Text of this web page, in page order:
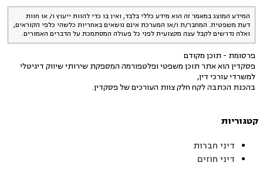
המידע המוצג במאמר זה הוא מידע כללי בלבד, ואין בו כדי להוות ייעוץ ו/ או חוות
דעת משפטית. המחבר/ת ו/או המערכת אינם נושאים באחריות כלשהי כלפי הקוראים,
ואלה נדרשים לקבל עצה מקצועית לפני כל פעולה המסתמכת על הדברים האמורים.
פרסומת - תוכן מקודם
פסקדין הוא אתר תוכן משפטי ופלטפורמה המספקת שירותי שיווק דיגיטלי
למשרדי עורכי דין,
בהכנת הכתבה לקח חלק צוות העורכים של פסקדין.
קטגוריות
דיני חברות
דיני חוזים